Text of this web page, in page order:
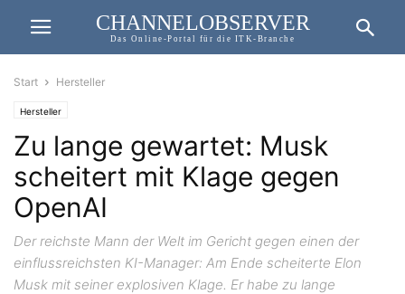
CHANNELOBSERVER
Das Online-Portal für die ITK-Branche
Start Hersteller
Hersteller
Zu lange gewartet: Musk
scheitert mit Klage gegen
OpenAI
Der reichste Mann der Welt im Gericht gegen einen der
einflussreichsten KI-Manager: Am Ende scheiterte Elon
Musk mit seiner explosiven Klage. Er habe zu lange